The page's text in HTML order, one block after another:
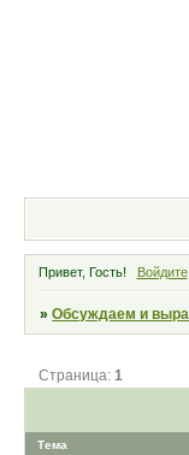
Привет, Гость! Войдите
»Обсуждаем и
Страница:1
Тема